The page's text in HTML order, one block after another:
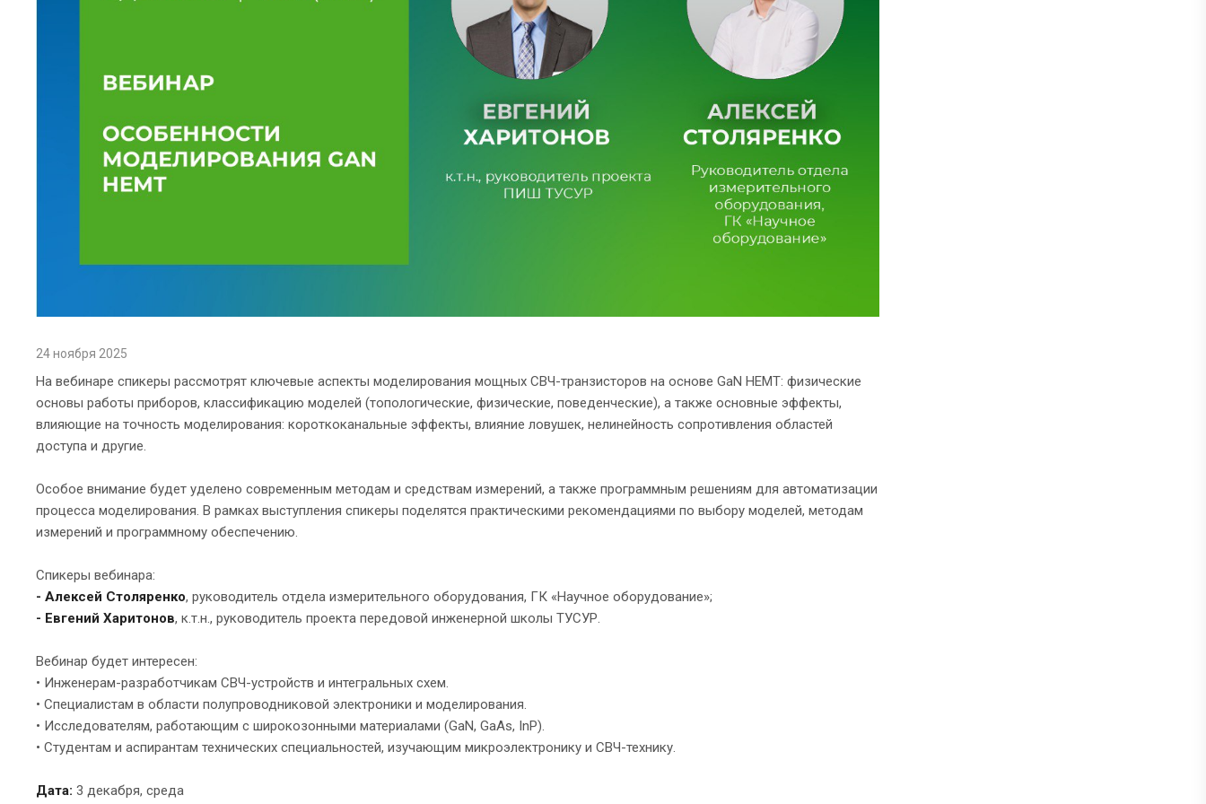
24 ноября 2025
На вебинаре спикеры рассмотрят ключевые аспекты моделирования мощных СВЧ-транзисторов на основе GaN HEMT: физические
основы работы приборов, классификацию моделей (топологические, физические, поведенческие), а также основные эффекты,
влияющие на точность моделирования: короткоканальные эффекты, влияние ловушек, нелинейность сопротивления областей
доступа и другие.
Особое внимание будет уделено современным методам и средствам измерений, а также программным решениям для автоматизации
процесса моделирования. В рамках выступления спикеры поделятся практическими рекомендациями по выбору моделей, методам
измерений и программному обеспечению.
Спикеры вебинара:
- Алексей Столяренко, руководитель отдела измерительного оборудования, ГК «Научное оборудование»;
- Евгений Харитонов, к.т.н., руководитель проекта передовой инженерной школы ТУСУР.
Вебинар будет интересен:
• Инженерам-разработчикам СВЧ-устройств и интегральных схем.
• Специалистам в области полупроводниковой электроники и моделирования.
• Исследователям, работающим с широкозонными материалами (GaN, GaAs, InP).
• Студентам и аспирантам технических специальностей, изучающим микроэлектронику и СВЧ-технику.
Дата: 3 декабря, среда